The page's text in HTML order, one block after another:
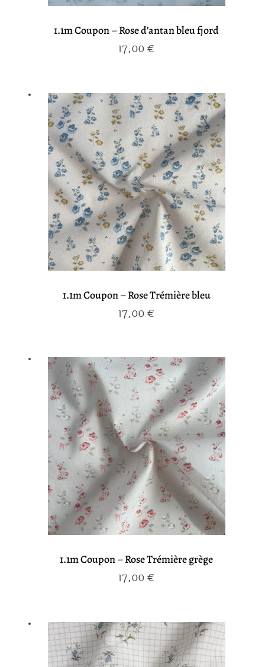
1.1m Coupon – Rose d’antan bleu fjord
17,00 €
1.1m Coupon – Rose Trémière bleu
17,00 €
1.1m Coupon – Rose Trémière grège
17,00 €